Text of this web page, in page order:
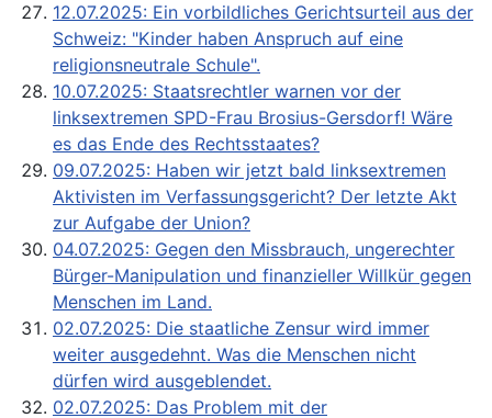
12.07.2025: Ein vorbildliches Gerichtsurteil aus der
Schweiz: "Kinder haben Anspruch auf eine
religionsneutrale Schule".
10.07.2025: Staatsrechtler warnen vor der
linksextremen SPD-Frau Brosius-Gersdorf! Wäre
es das Ende des Rechtsstaates?
09.07.2025: Haben wir jetzt bald linksextremen
Aktivisten im Verfassungsgericht? Der letzte Akt
zur Aufgabe der Union?
04.07.2025: Gegen den Missbrauch, ungerechter
Bürger-Manipulation und finanzieller Willkür gegen
Menschen im Land.
02.07.2025: Die staatliche Zensur wird immer
weiter ausgedehnt. Was die Menschen nicht
dürfen wird ausgeblendet.
02.07.2025: Das Problem mit der